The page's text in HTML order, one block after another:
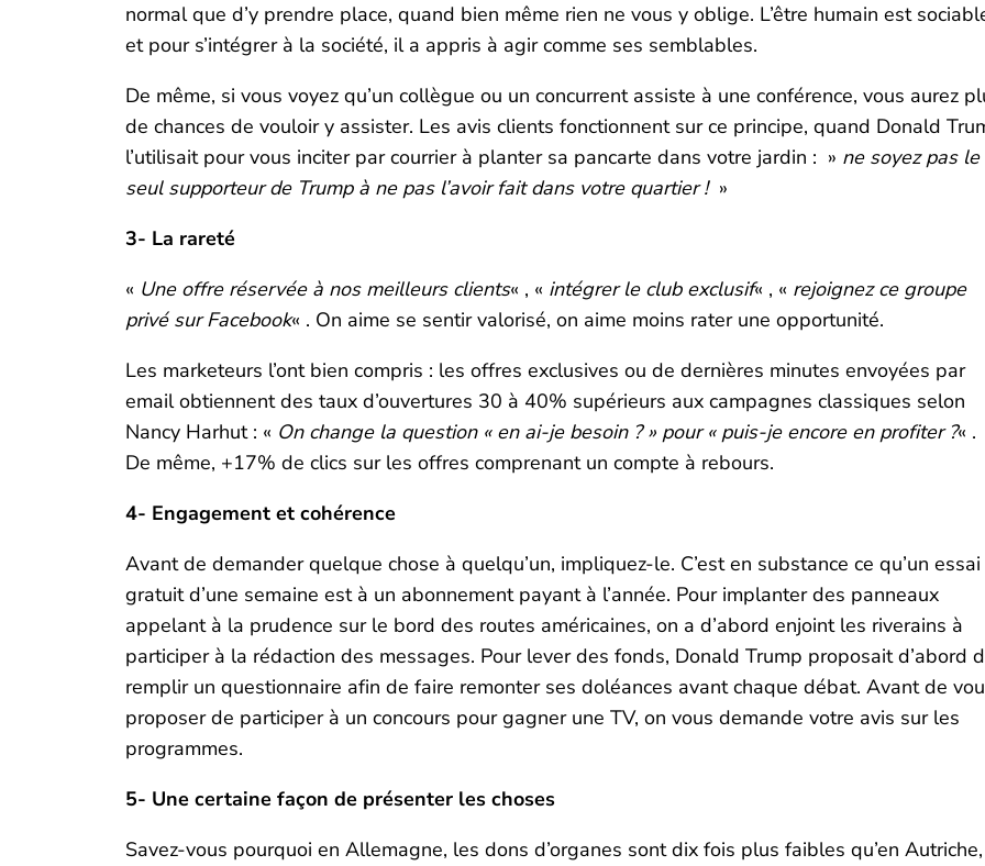
normal que d’y prendre place, quand bien même rien ne vous y oblige. L’être humain est
et pour s’intégrer à la société, il a appris à agir comme ses semblables.
De même, si vous voyez qu’un collègue ou un concurrent assiste à une conférence, vous aurez
de chances de vouloir y assister. Les avis clients fonctionnent sur ce principe, quand Donald
l’utilisait pour vous inciter par courrier à planter sa pancarte dans votre jardin : » ne soyez pas le
seul supporteur de Trump à ne pas l’avoir fait dans votre quartier !»
3- La rareté
« Une offre réservée à nos meilleurs clients« , « intégrer le club exclusif« , « rejoignez ce groupe
privé sur Facebook« . On aime se sentir valorisé, on aime moins rater une opportunité.
Les marketeurs l’ont bien compris : les offres exclusives ou de dernières minutes envoyées par
email obtiennent des taux d’ouvertures 30 à 40% supérieurs aux campagnes classiques selon
Nancy Harhut : « On change la question « en ai-je besoin ? » pour « puis-je encore en profiter ?« .
De même, +17% de clics sur les offres comprenant un compte à rebours.
4- Engagement et cohérence
Avant de demander quelque chose à quelqu’un, impliquez-le. C’est en substance ce qu’un essai
gratuit d’une semaine est à un abonnement payant à l’année. Pour implanter des panneaux
appelant à la prudence sur le bord des routes américaines, on a d’abord enjoint les riverains à
participer à la rédaction des messages. Pour lever des fonds, Donald Trump proposait d’abord
remplir un questionnaire afin de faire remonter ses doléances avant chaque débat. Avant de
proposer de participer à un concours pour gagner une TV, on vous demande votre avis sur les
programmes.
5- Une certaine façon de présenter les choses
Savez-vous pourquoi en Allemagne, les dons d’organes sont dix fois plus faibles qu’en Autriche,